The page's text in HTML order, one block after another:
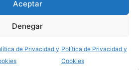
Aceptar
Denegar
de Privacidad y Política de Privacidad y
Cookies